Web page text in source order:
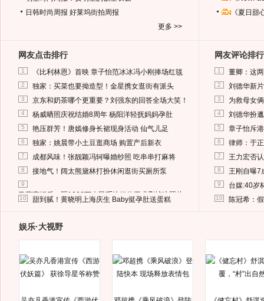
日韩时尚周报 好莱坞街拍周报
更多 >>
《夏日
网友点击排行
1 《比利林恩》首映 章子怡范冰冰冯小刚捧场红毯
2 独家：买菜也要拗造型！金星携女逛街有派头
3 京东和奶茶哪个更重要？刘强东的回答全场大笑！
4 杨威晒照庆祝结婚8周年 杨阳洋轻抚妈妈孕肚
5 艳压群芳！唐嫣修身长裙现身活动 仙气儿足
6 独家：姚晨带小土豆逛商场 购置产后新衣
7 成都风味！张靓颖冯轲曝婚纱照 吃串串打麻将
8 接地气！阔太熊黛林打扮休闲逛街买厕所泵
9
马蓉离婚后，砸1000万人民币给媒体要求删掉这照片
10 甜到腻！黄晓明上海庆生 Baby挺孕肚送蛋糕
网友评论排行
1 董卿：这
2 刘德华新
3 为救母女
4 刘德华扮
5 章子怡斥
6 律师：于
7 王力宏否
8 王刚自曝7
9 台媒:40岁
10 陈冠希：
娱乐·大视野